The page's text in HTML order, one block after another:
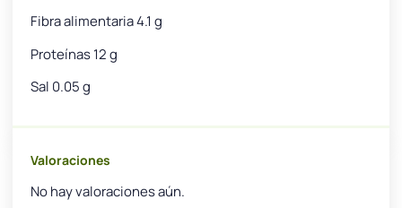
Fibra alimentaria 4.1 g
Proteínas 12 g
Sal 0.05 g
Valoraciones
No hay valoraciones aún.